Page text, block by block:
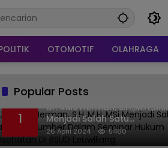
OTOMOTIF OLAHRAGA
Popular Posts
1
Dr. KMS Herman, S.H.,M.H.,MSi
Menjadi Salah Satu
Narasumber Dalam Seminar
Hukum kesehatan Di RSUD
26 April 2024 5460